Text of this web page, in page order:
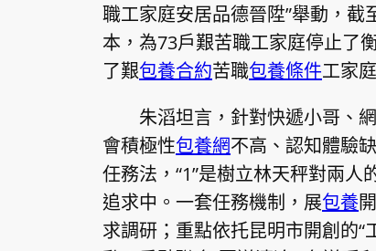
職工家庭安居品德晉陞”舉動，
本，為73戶艱苦職工家庭停止了
了艱包養合約苦職包養條件工家
朱滔坦言，針對快遞小哥、
會積極性包養網不高、認知體驗
任務法，“1”是樹立林天秤對兩
追求中。一套任務機制，展包養
求調研；重點依托昆明市開創的